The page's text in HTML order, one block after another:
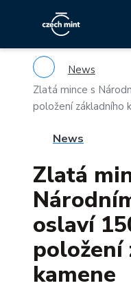
News
Zlatá mince s
položení základního
News
Zlatá
oslaví
položení
kamene